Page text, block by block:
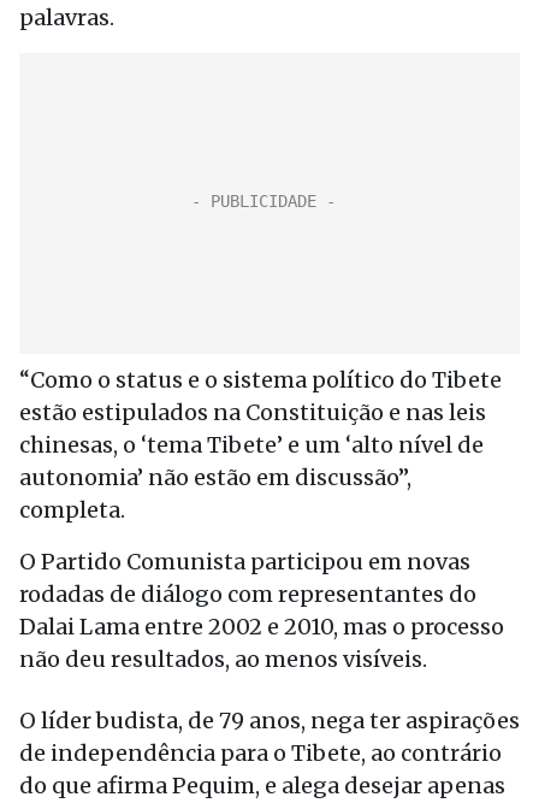
palavras.
“Como o status e o sistema político do Tibete
estão estipulados na Constituição e nas leis
chinesas, o ‘tema Tibete’ e um ‘alto nível de
autonomia’ não estão em discussão”,
completa.
O Partido Comunista participou em novas
rodadas de diálogo com representantes do
Dalai Lama entre 2002 e 2010, mas o processo
não deu resultados, ao menos visíveis.
O líder budista, de 79 anos, nega ter aspirações
de independência para o Tibete, ao contrário
do que afirma Pequim, e alega desejar apenas